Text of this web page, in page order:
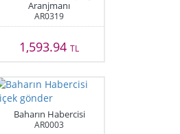
Aranjmanı
AR0319
1,593.94TL
Baharın Habercisi
AR0003